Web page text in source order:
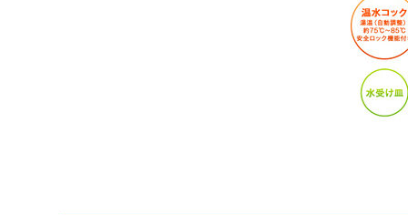
今後とも引き
2026/4/8 GW